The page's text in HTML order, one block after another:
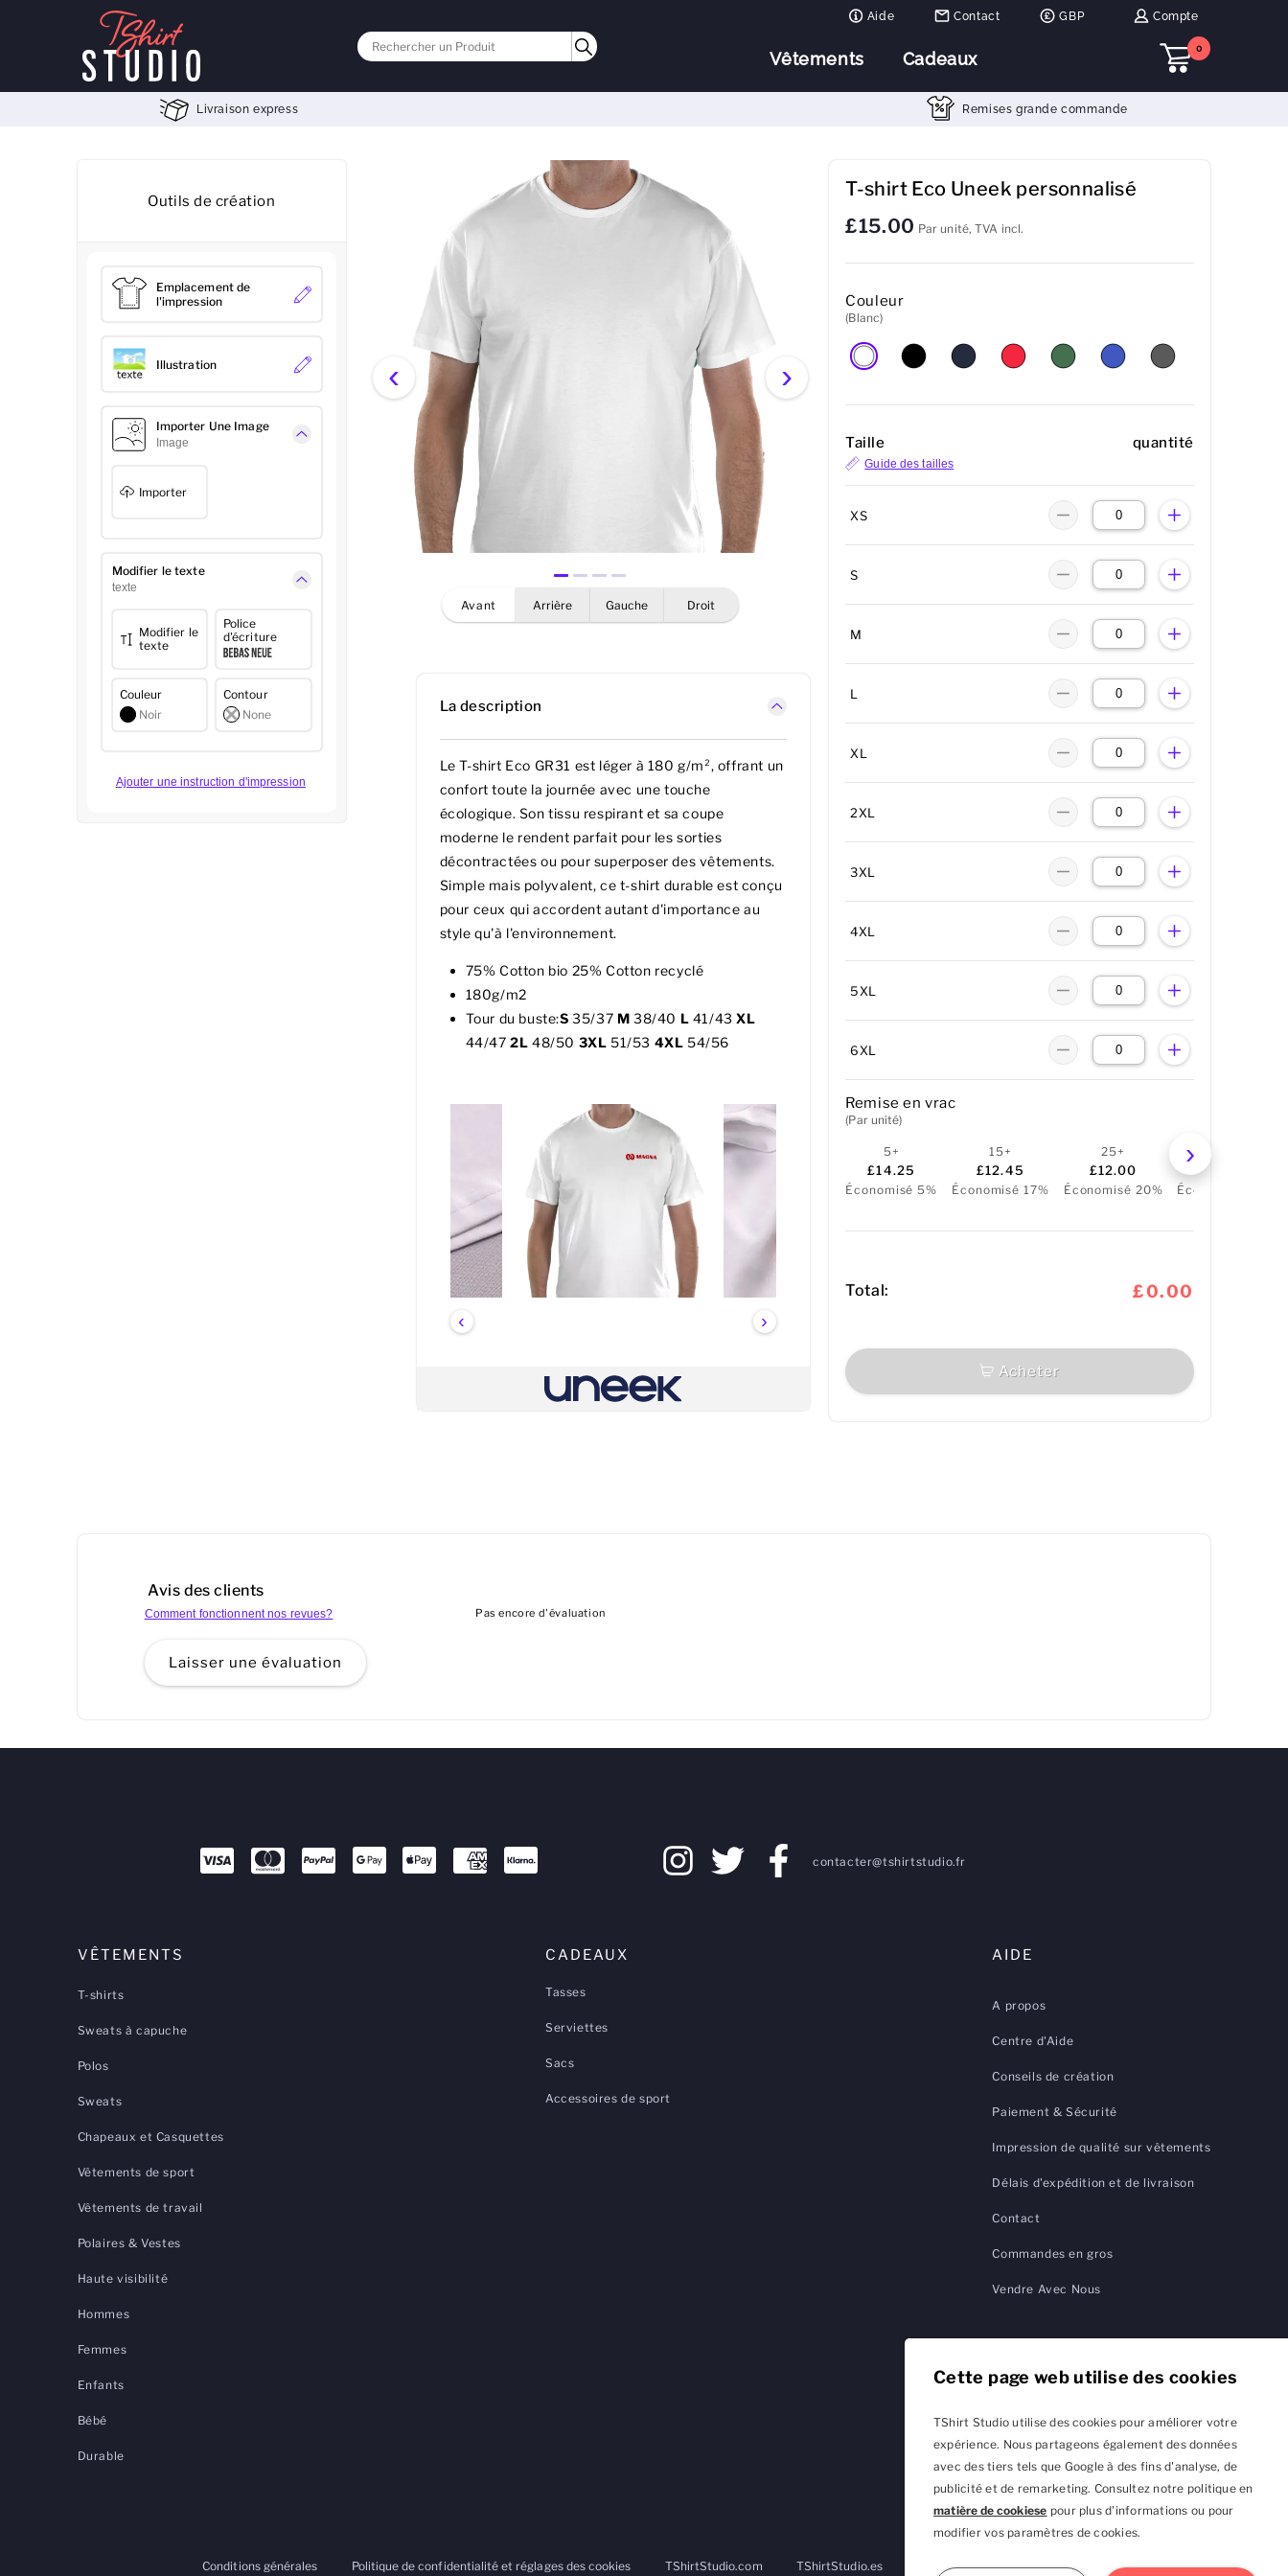
Cette page web utilise des cookies
TShirt Studio utilise des cookies pour améliorer votre
expérience. Nous partageons également des données
avec des tiers tels que Google à des fins d'analyse, de
publicité et de remarketing. Consultez notre politique en
matière de cookiese pour plus d'informations ou pour
modifier vos paramètres de cookies.
Aide Contact GBP Compte
Vêtements Cadeaux
0
Livraison express Remises grande commande
Outils de création
Emplacement de
l'impression
Illustration
Importer Une Image
Image
Importer
Modifier le texte
texte
Modifier le
texte
Police
d'écriture
Couleur
Noir
Contour
None
Ajouter une instruction d'impression
‹ ›
avant arrière gauche droit
La description
Le T-shirt Eco GR31 est léger à 180 g/m², offrant un
confort toute la journée avec une touche
écologique. Son tissu respirant et sa coupe
moderne le rendent parfait pour les sorties
décontractées ou pour superposer des vêtements.
Simple mais polyvalent, ce t-shirt durable est conçu
pour ceux qui accordent autant d'importance au
style qu'à l'environnement.
75% Cotton bio 25% Cotton recyclé
180g/m2
Tour du buste:S 35/37 M 38/40 L 41/43XL
44/472L 48/50 3XL 51/53 4XL 54/56
‹ ›
T-shirt Eco Uneek personnalisé
£15.00 Par unité, TVA incl.
Couleur
(Blanc)
Taille quantité
Guide des tailles
XS
S
M
L
XL
2XL
3XL
4XL
5XL
6XL
Remise en vrac
(Par unité)
5+
£14.25
Économisé 5%
15+
£12.45
Économisé 17%
25+
£12.00
Économisé 20%
£10.50
Économisé 30%
Total: £0.00
Acheter
Avis des clients
Comment fonctionnent nos revues?
Laisser une évaluation
Pas encore d'évaluation
contacter@tshirtstudio.fr
VÊTEMENTS
T-shirts
Sweats à capuche
Polos
Sweats
Chapeaux et Casquettes
Vêtements de sport
Vêtements de travail
Polaires & Vestes
Haute visibilité
Hommes
Femmes
Enfants
Bébé
Durable
CADEAUX
Tasses
Serviettes
Sacs
Accessoires de sport
AIDE
A propos
Centre d'Aide
Conseils de création
Paiement & Sécurité
Impression de qualité sur vêtements
Délais d'expédition et de livraison
Contact
Commandes en gros
Vendre Avec Nous
Conditions générales Politique de confidentialité et réglages des cookies TShirtStudio.com TShirtStudio.es TShirtStudio.de TShirtStudio.fr